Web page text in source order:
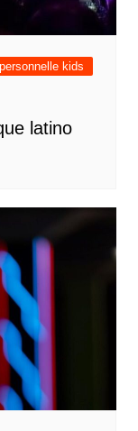
kids
latino